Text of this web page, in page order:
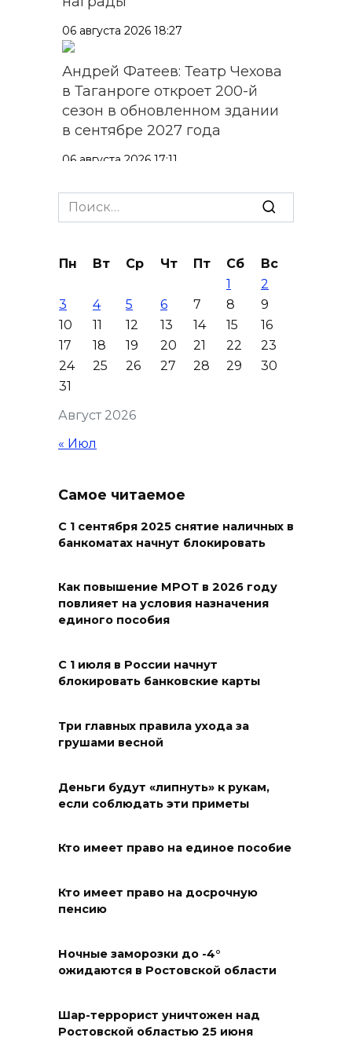
06 августа 2026 18:27
Андрей Фатеев: Театр Чехова
в Таганроге откроет 200-й
сезон в обновленном здании
в сентябре 2027 года
06 августа 2026 17:11
Ростовская область окажет
матпомощь семьям, у которых
БПЛА на Кубани
Дончан приглашают
поучаствовать в конкурсе
«Лучший школьный педагог-
библиотекарь России»
06 августа 2026 15:51
более чем для 11 тыс. детей
06 августа 2026 15:49
ростовчанка разочаровалась
в местных мужчинах
Возбуждено еще одно дело:
емкости на 1000 л
Десятки социальных
области за 5 лет воплотились
06 августа 2026 15:35
собрался на М-4 «Дон» под
Шахтами
Search
for:
Август 2026
Пн Вт Ср Чт Пт Сб
Вс
1
2
3
4 5 6 7 8
9
10
11 12 13 14 15
16
17
18 19 20 21 22
23
24
25 26 27 28 29
30
31
« Июл
Самое читаемое
С 1 сентября 2025 снятие наличных в
банкоматах начнут блокировать
Как повышение МРОТ в 2026 году
повлияет на условия назначения
единого пособия
С 1 июля в России начнут
блокировать банковские карты
Три главных правила ухода за
грушами весной
Деньги будут «липнуть» к рукам,
если соблюдать эти приметы
Кто имеет право на единое пособие
Кто имеет право на досрочную
пенсию
Ночные заморозки до -4°
ожидаются в Ростовской области
Шар-террорист уничтожен над
Ростовской областью 25 июня